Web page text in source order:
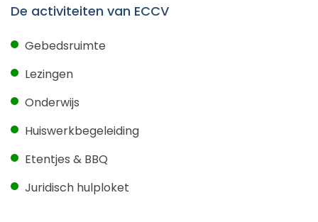
De activiteiten van ECCV
Gebedsruimte
Lezingen
Onderwijs
Huiswerkbegeleiding
Etentjes & BBQ
Juridisch hulploket